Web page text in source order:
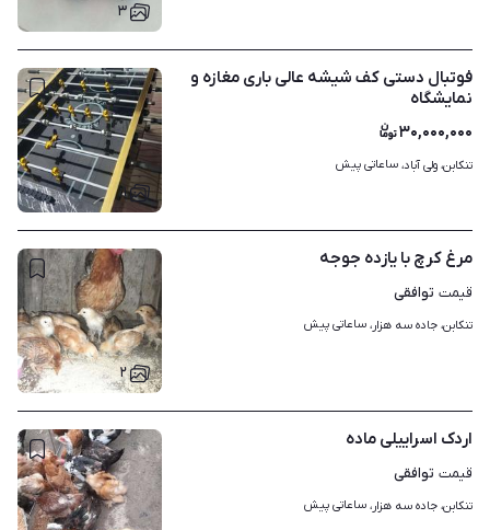
۳
۱
فوتبال دستی کف شیشه عالی باری مغازه و
نمایشگاه
۳۰,۰۰۰,۰۰۰
تنکابن، ولی آباد، ساعاتی پیش
۲
مرغ کرچ با یازده جوجه
قیمت توافقی
تنکابن، جاده سه هزار، ساعاتی پیش
اردک اسراییلی ماده
قیمت توافقی
تنکابن، جاده سه هزار، ساعاتی پیش